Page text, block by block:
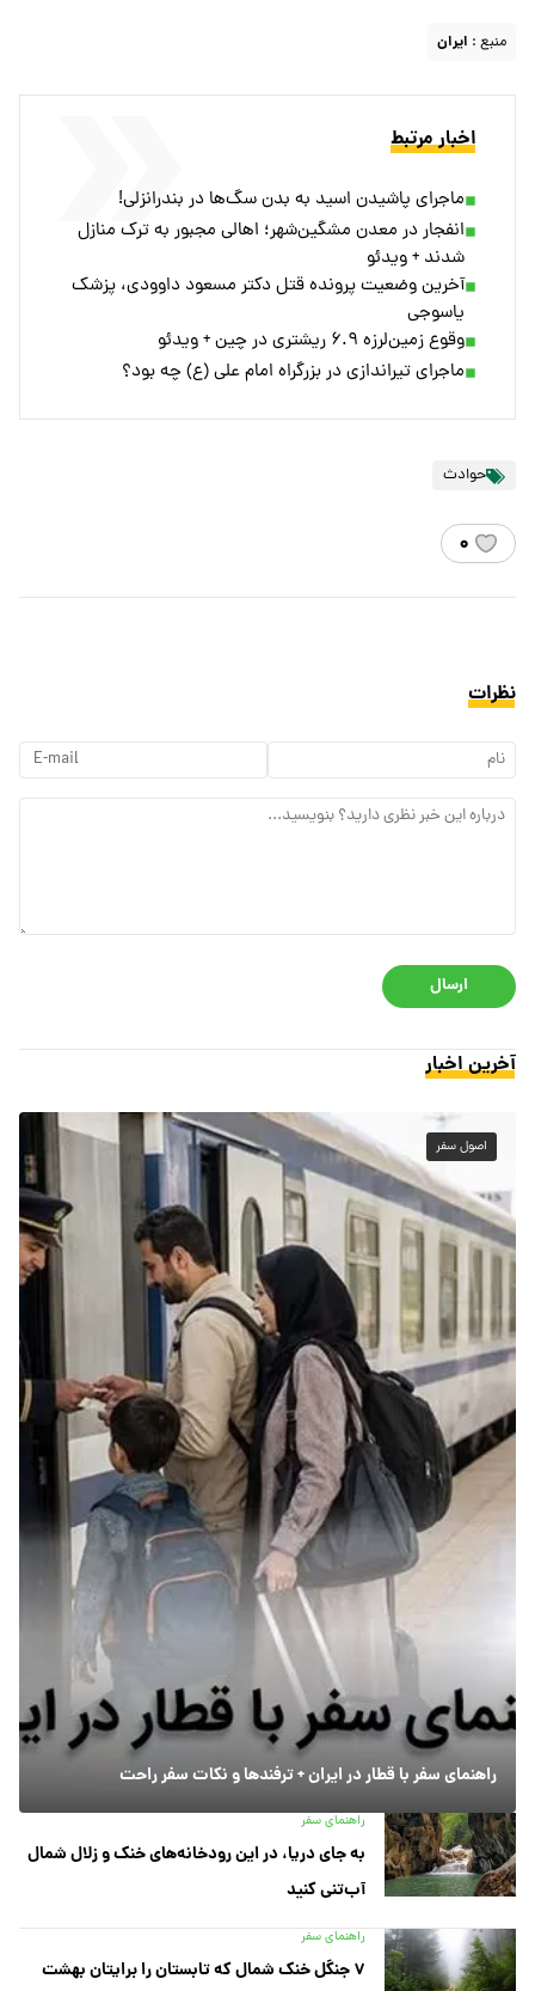
منبع : ایران
اخبار مرتبط
ماجرای پاشیدن اسید به بدن سگ‌ها در بندرانزلی!
انفجار در معدن مشگین‌شهر؛ اهالی مجبور به ترک منازل
شدند + ویدئو
آخرین وضعیت پرونده قتل دکتر مسعود داوودی، پزشک
یاسوجی
وقوع زمین‌لرزه ۶.۹ ریشتری در چین + ویدئو
ماجرای تیراندازی در بزرگراه امام علی (ع) چه بود؟
حوادث
۰
نظرات
ارسال
آخرین اخبار
اصول سفر
راهنمای سفر با قطار در ایران + ترفندها و نکات سفر راحت
راهنمای سفر
به جای دریا، در این رودخانه‌های خنک و زلال شمال
آب‌تنی کنید
راهنمای سفر
۷ جنگل خنک شمال که تابستان را برایتان بهشت